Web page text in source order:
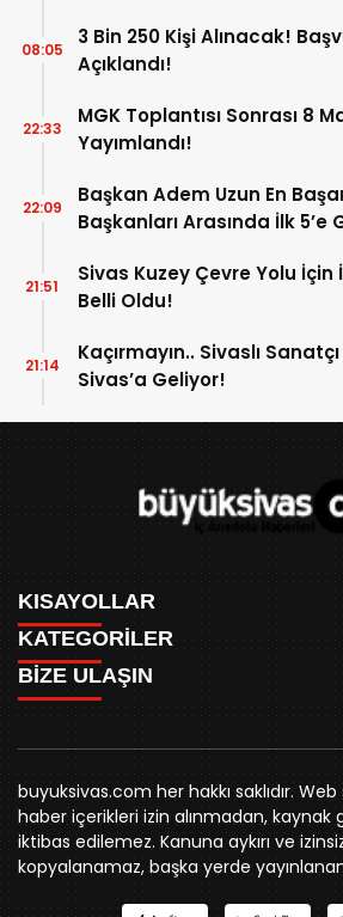
3 Bin 250 Kişi Alınacak!
Açıklandı!
08:05
MGK Toplantısı Sonrası 8
Yayımlandı!
22:33
Başkan Adem Uzun En
Başkanları Arasında İlk 5’e
22:09
Sivas Kuzey Çevre Yolu İçin
Belli Oldu!
21:51
Kaçırmayın.. Sivaslı
Sivas’a Geliyor!
21:14
KISAYOLLAR
ANASAYFA
AKSU CANLI
MEYDAN CANLI
MEDRESELER CANLI
MERAKÜM CANLI
YUKARI TEKKE CANLI
KURUMSAL KİMLİK
REKLAM FİYATLARI
BİZE ULAŞIN
KÜNYE
KATEGORİLER
WHATSAPP
SPOR
SİYASET
BELEDİYE
SİVAS VALİLİĞİ
ÜNİVERSİTE
KURUMLAR
STK
YORUM
BİZE ULAŞIN
0346 221 00 60
buyuksivashaber@gmail.com
Örtülüpınar Mah. İnönü Bulvarı
Sivas
buyuksivas.com her hakkı saklıdır.
haber içerikleri izin alınmadan, kaynak
iktibas edilemez. Kanuna aykırı ve
kopyalanamaz, başka yerde